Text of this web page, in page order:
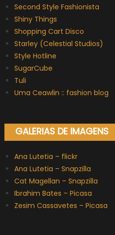
Second Style Fashionista
Shiny Things
Shopping Cart Disco
Starley (Celestial Studios)
Style Hotline
SugarCube
Tuli
Uma Ceawlin :: fashion blog
GALERIAS DE IMAGENS
Ana Lutetia – flickr
Ana Lutetia – Snapzilla
Cat Magellan – Snapzilla
Ibrahim Bates – Picasa
Zesim Cassavetes – Picasa